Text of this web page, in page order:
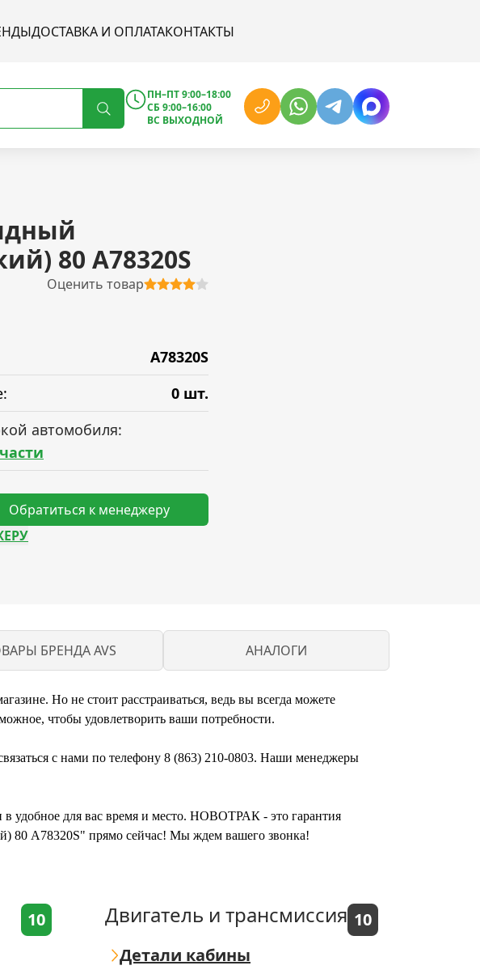
ДОСТАВКА И ОПЛАТАКОНТАКТЫ
ПН–ПТ 9:00–18:00
СБ 9:00–16:00
ВС ВЫХОДНОЙ
80 A78320S
Оценить товар
A78320S
0 шт.
автомобиля:
Обратиться к менеджеру
БРЕНДА AVS АНАЛОГИ
Но не стоит расстраиваться, ведь вы всегда можете
чтобы удовлетворить ваши потребности.
с нами по телефону 8 (863) 210-0803. Наши менеджеры
в удобное для вас время и место. НОВОТРАК - это гарантия
80 A78320S" прямо сейчас! Мы ждем вашего звонка!
10 Двигатель и трансмиссия 10
Детали кабины